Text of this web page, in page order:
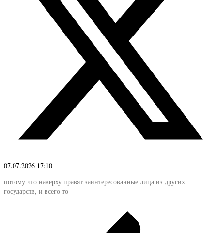
07.07.2026 17:10
потому что наверху правят заинтересованные лица из других
государств, и всего то